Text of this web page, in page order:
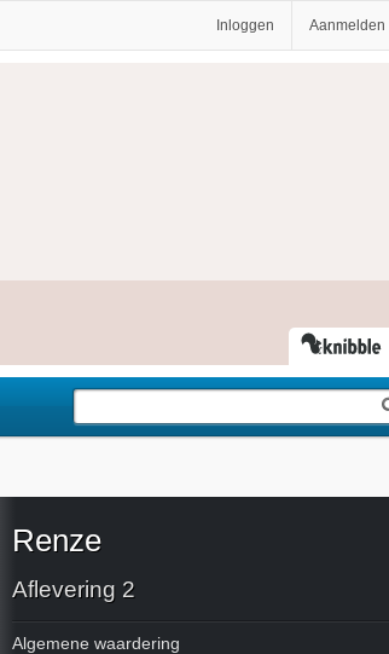
Inloggen Aanmelden
Renze
Aflevering 2
Algemene waardering